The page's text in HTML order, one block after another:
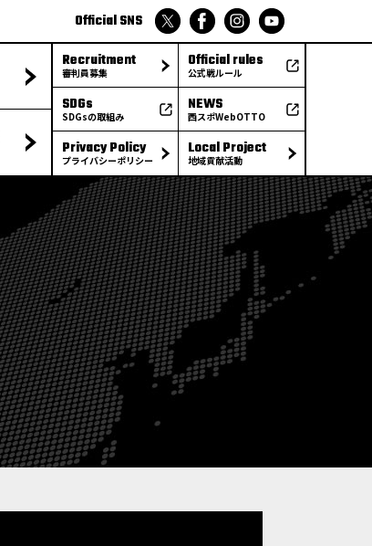
Official SNS
Recruitment
審判員募集
SDGs
SDGsの取組み
Privacy Policy
プライバシーポリシー
Official rules
公式戦ルール
NEWS
西スポWebOTTO
Local Project
地域貢献活動